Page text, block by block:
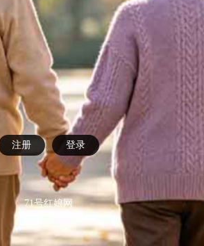
注册 登录
71号红娘网